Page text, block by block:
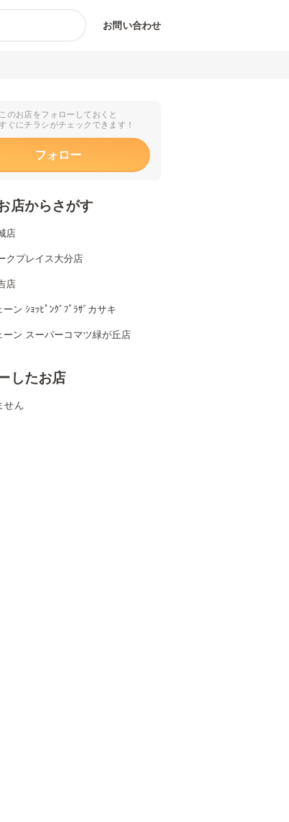
お問い合わせ
このお店をフォローしておくと
ぐにチラシがチェックできます！
フォロー
店からさがす
店
クプレイス大分店
店
ン ｼｮｯﾋﾟﾝｸﾞﾌﾟﾗｻﾞカサキ
ーン スーパーコマツ緑が丘店
したお店
せん